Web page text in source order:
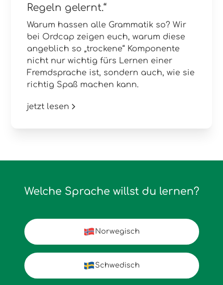
Regeln gelernt.“
Warum hassen alle Grammatik so? Wir
bei Ordcap zeigen euch, warum diese
angeblich so „trockene“ Komponente
nicht nur wichtig fürs Lernen einer
Fremdsprache ist, sondern auch, wie sie
richtig Spaß machen kann.
jetzt lesen
Welche Sprache willst du lernen?
Norwegisch
Schwedisch